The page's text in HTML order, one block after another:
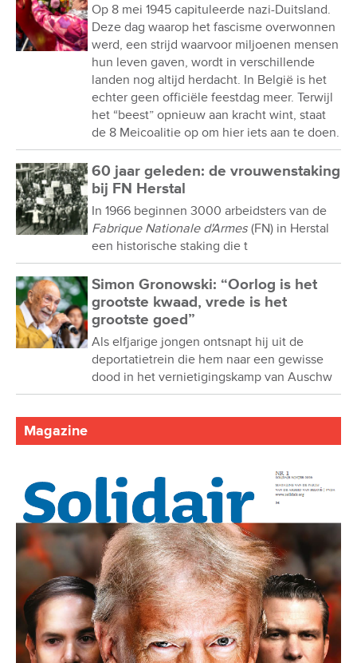
Op 8 mei 1945 capituleerde nazi-Duitsland.
Deze dag waarop het fascisme overwonnen
werd, een strijd waarvoor miljoenen mensen
hun leven gaven, wordt in verschillende
landen nog altijd herdacht. In België is het
echter geen officiële feestdag meer. Terwijl
het “beest” opnieuw aan kracht wint, staat
de 8 Meicoalitie op om hier iets aan te doen.
60 jaar geleden: de vrouwenstaking
bij FN Herstal
In 1966 beginnen 3000 arbeidsters van de
Fabrique Nationale d'Armes (FN) in Herstal
een historische staking die t
Simon Gronowski: “Oorlog is het
grootste kwaad, vrede is het
grootste goed”
Als elfjarige jongen ontsnapt hij uit de
deportatietrein die hem naar een gewisse
dood in het vernietigingskamp van Auschw
Magazine